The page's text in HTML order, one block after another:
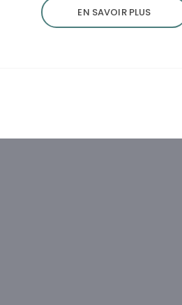
EN SAVOIR PLUS